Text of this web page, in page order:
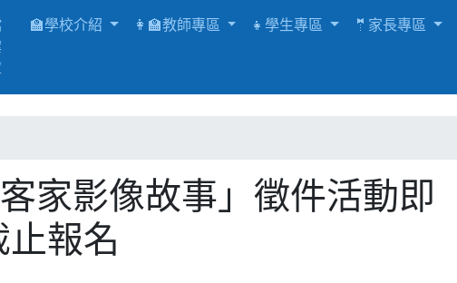
🏫學校介紹 👩‍🏫教師專區 👧學生專區 🤵家長專區
家影像故事」徵件活動即
報名